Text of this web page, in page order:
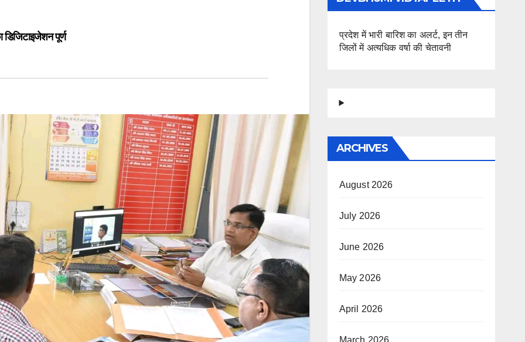
पूर्ण
प्रदेश में भारी बारिश का अलर्ट, इन तीन
जिलों में अत्यधिक वर्षा की चेतावनी
ARCHIVES
August 2026
July 2026
June 2026
May 2026
April 2026
March 2026